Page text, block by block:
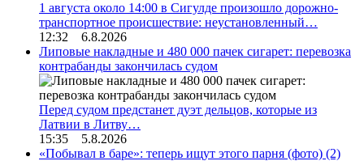
1 августа около 14:00 в Сигулде произошло дорожно-
транспортное происшествие: неустановленный…
12:32 6.8.2026
Липовые накладные и 480 000 пачек сигарет: перевозка
контрабанды закончилась судом
Перед судом предстанет дуэт дельцов, которые из
Латвии в Литву…
15:35 5.8.2026
«Побывал в баре»: теперь ищут этого парня (фото) (2)